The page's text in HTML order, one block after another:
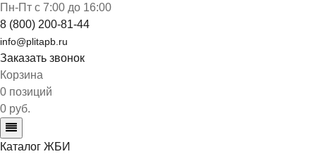
Пн-Пт с 7:00 до 16:00
8 (800) 200-81-44
info@plitapb.ru
Заказать звонок
Корзина
0 позиций
0 руб.
Каталог ЖБИ